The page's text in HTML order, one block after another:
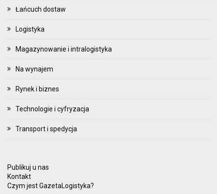
Łańcuch dostaw
Logistyka
Magazynowanie i intralogistyka
Na wynajem
Rynek i biznes
Technologie i cyfryzacja
Transport i spedycja
Publikuj u nas
Kontakt
Czym jest GazetaLogistyka?